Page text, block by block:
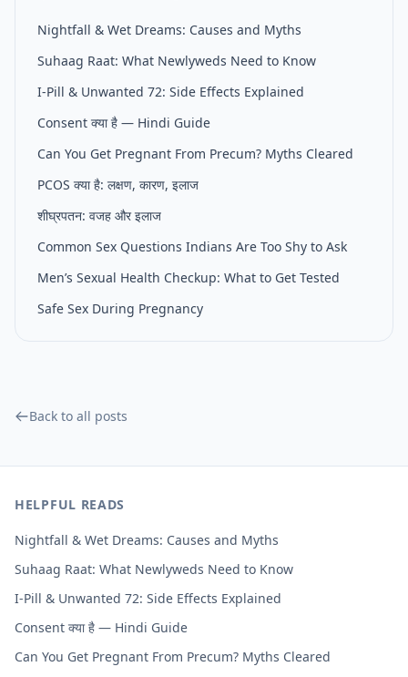
Nightfall & Wet Dreams: Causes and Myths
Suhaag Raat: What Newlyweds Need to Know
I-Pill & Unwanted 72: Side Effects Explained
Consent क्या है — Hindi Guide
Can You Get Pregnant From Precum? Myths Cleared
PCOS क्या है: लक्षण, कारण, इलाज
शीघ्रपतन: वजह और इलाज
Common Sex Questions Indians Are Too Shy to Ask
Men’s Sexual Health Checkup: What to Get Tested
Safe Sex During Pregnancy
Back to all posts
HELPFUL READS
Nightfall & Wet Dreams: Causes and Myths
Suhaag Raat: What Newlyweds Need to Know
I-Pill & Unwanted 72: Side Effects Explained
Consent क्या है — Hindi Guide
Can You Get Pregnant From Precum? Myths Cleared